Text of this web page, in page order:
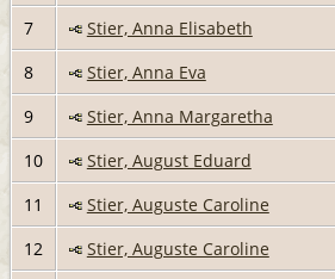
7
Stier, Anna Elisabeth
8
Stier, Anna Eva
9
Stier, Anna Margaretha
10
Stier, August Eduard
11
Stier, Auguste Caroline
12
Stier, Auguste Caroline